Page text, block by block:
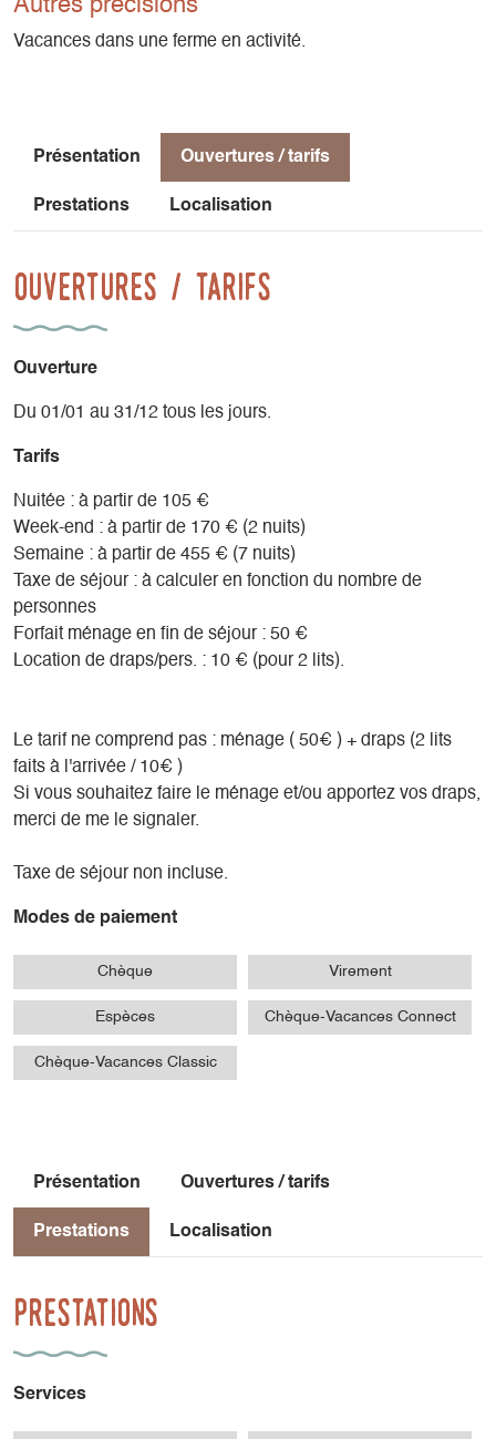
Autres précisions
Vacances dans une ferme en activité.
Présentation Ouvertures / tarifs
Prestations Localisation
Ouvertures / tarifs
Ouverture
Du 01/01 au 31/12 tous les jours.
Tarifs
Nuitée : à partir de 105 €
Week-end : à partir de 170 € (2 nuits)
Semaine : à partir de 455 € (7 nuits)
Taxe de séjour : à calculer en fonction du nombre de
personnes
Forfait ménage en fin de séjour : 50 €
Location de draps/pers. : 10 € (pour 2 lits).
Le tarif ne comprend pas : ménage ( 50€ ) + draps (2 lits
faits à l'arrivée / 10€ )
Si vous souhaitez faire le ménage et/ou apportez vos draps,
merci de me le signaler.
Taxe de séjour non incluse.
Modes de paiement
Chèque Virement
Espèces Chèque-Vacances Connect
Chèque-Vacances Classic
Présentation Ouvertures / tarifs
Prestations Localisation
Prestations
Services